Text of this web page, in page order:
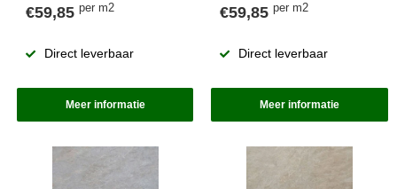
€59,85 per m2
Direct leverbaar
Meer informatie
€59,85per m2
Direct leverbaar
Meer informatie